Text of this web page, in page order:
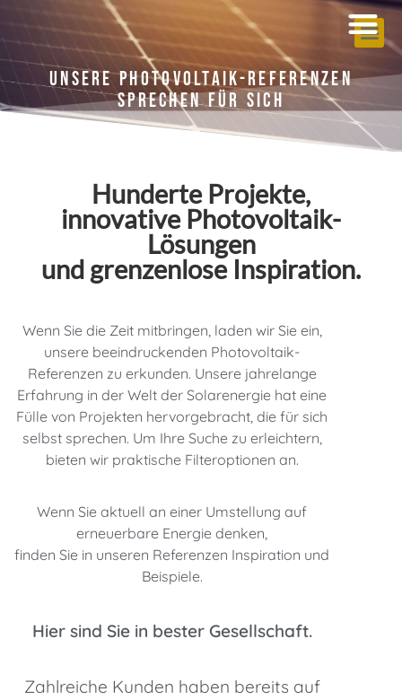
Unsere Photovoltaik-Referenzen
Sprechen Für Sich
Hunderte Projekte,
innovative Photovoltaik-
Lösungen
und grenzenlose Inspiration.
Wenn Sie die Zeit mitbringen, laden wir Sie ein,
unsere beeindruckenden Photovoltaik-
Referenzen zu erkunden. Unsere jahrelange
Erfahrung in der Welt der Solarenergie hat eine
Fülle von Projekten hervorgebracht, die für sich
selbst sprechen. Um Ihre Suche zu erleichtern,
bieten wir praktische Filteroptionen an.
Wenn Sie aktuell an einer Umstellung auf
erneuerbare Energie denken,
finden Sie in unseren Referenzen Inspiration und
Beispiele.
Hier sind Sie in bester Gesellschaft.
Zahlreiche Kunden haben bereits auf